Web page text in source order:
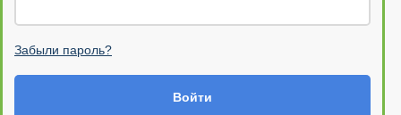
Забыли пароль?
Войти